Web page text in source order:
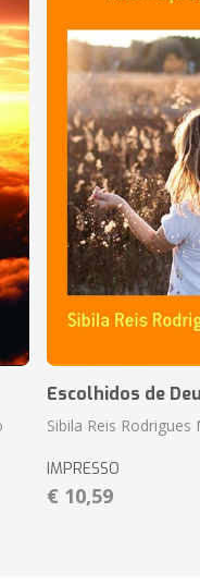
Escolhidos de
Sibila Reis
IMPRESSO
€ 10,59